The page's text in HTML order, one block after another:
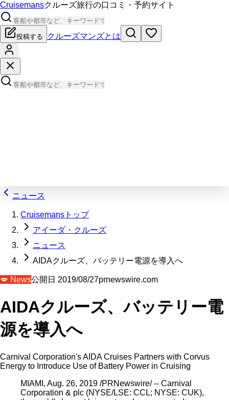
Cruisemansクルーズ旅行の口コミ・予約サイト
投稿する クルーズマンズとは
ニュース
Cruisemansトップ
アイーダ・クルーズ
ニュース
AIDAクルーズ、バッテリー電源を導入へ
💋 News公開日 2019/08/27prnewswire.com
AIDAクルーズ、バッテリー電
源を導入へ
Carnival Corporation's AIDA Cruises Partners with Corvus
Energy to Introduce Use of Battery Power in Cruising
MIAMI, Aug. 26, 2019 /PRNewswire/ -- Carnival
Corporation & plc (NYSE/LSE: CCL; NYSE: CUK),